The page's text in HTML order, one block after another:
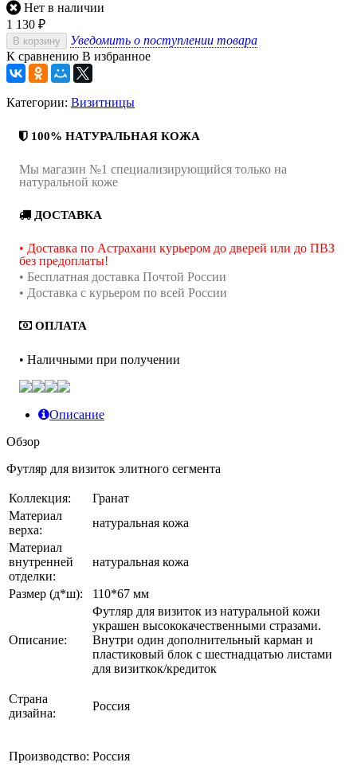
Нет в наличии
1 130 ₽
В корзину
Уведомить о поступлении товара
К сравнению В избранное
Категории: Визитницы
100% НАТУРАЛЬНАЯ КОЖА
Мы магазин №1 специализирующийся только на
натуральной коже
ДОСТАВКА
• Доставка по Астрахани курьером до дверей или до ПВЗ
без предоплаты!
• Бесплатная доставка Почтой России
• Доставка с курьером по всей России
ОПЛАТА
• Наличными при получении
Описание
Обзор
Футляр для визиток элитного сегмента
Коллекция:
Гранат
Материал
верха:
натуральная кожа
Материал
внутренней
отделки:
натуральная кожа
Размер (д*ш): 110*67 мм
Описание:
Футляр для визиток из натуральной кожи
украшен высококачественными стразами.
Внутри один дополнительный карман и
пластиковый блок с шестнадцатью листами
для визиткок/кредиток
Страна
дизайна:
Россия
Производство: Россия